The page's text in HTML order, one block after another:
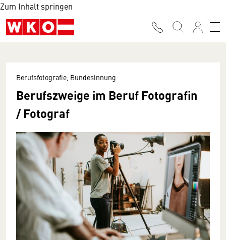
Zum Inhalt springen
Berufsfotografie, Bundesinnung
Berufszweige im Beruf Fotografin
/ Fotograf